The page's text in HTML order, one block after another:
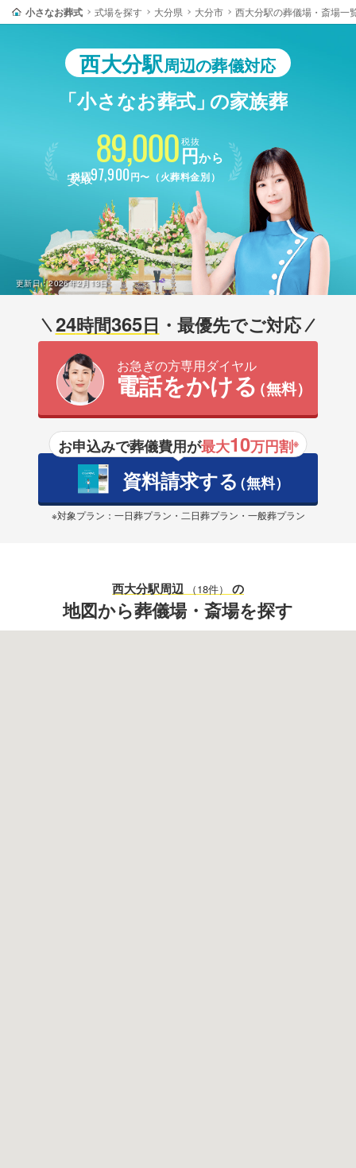
小さなお葬式 式場を探す 大分県 大分市 西大分駅の葬儀場・斎場一
西大分駅周辺の葬儀対応
「小さなお葬式」の家族葬
更新日：2026年2月13日
89,000 税抜
円から
税込97,900円〜（火葬料金別）
24時間365日 ・最優先でご対応
お急ぎの方専用ダイヤル
電話をかける（無料）
お申込みで葬儀費用が最大10万円割※
資料請求する（無料）
※対象プラン：一日葬プラン・二日葬プラン・一般葬プラン
西大分駅周辺 （18件） の
地図から葬儀場・斎場を探す